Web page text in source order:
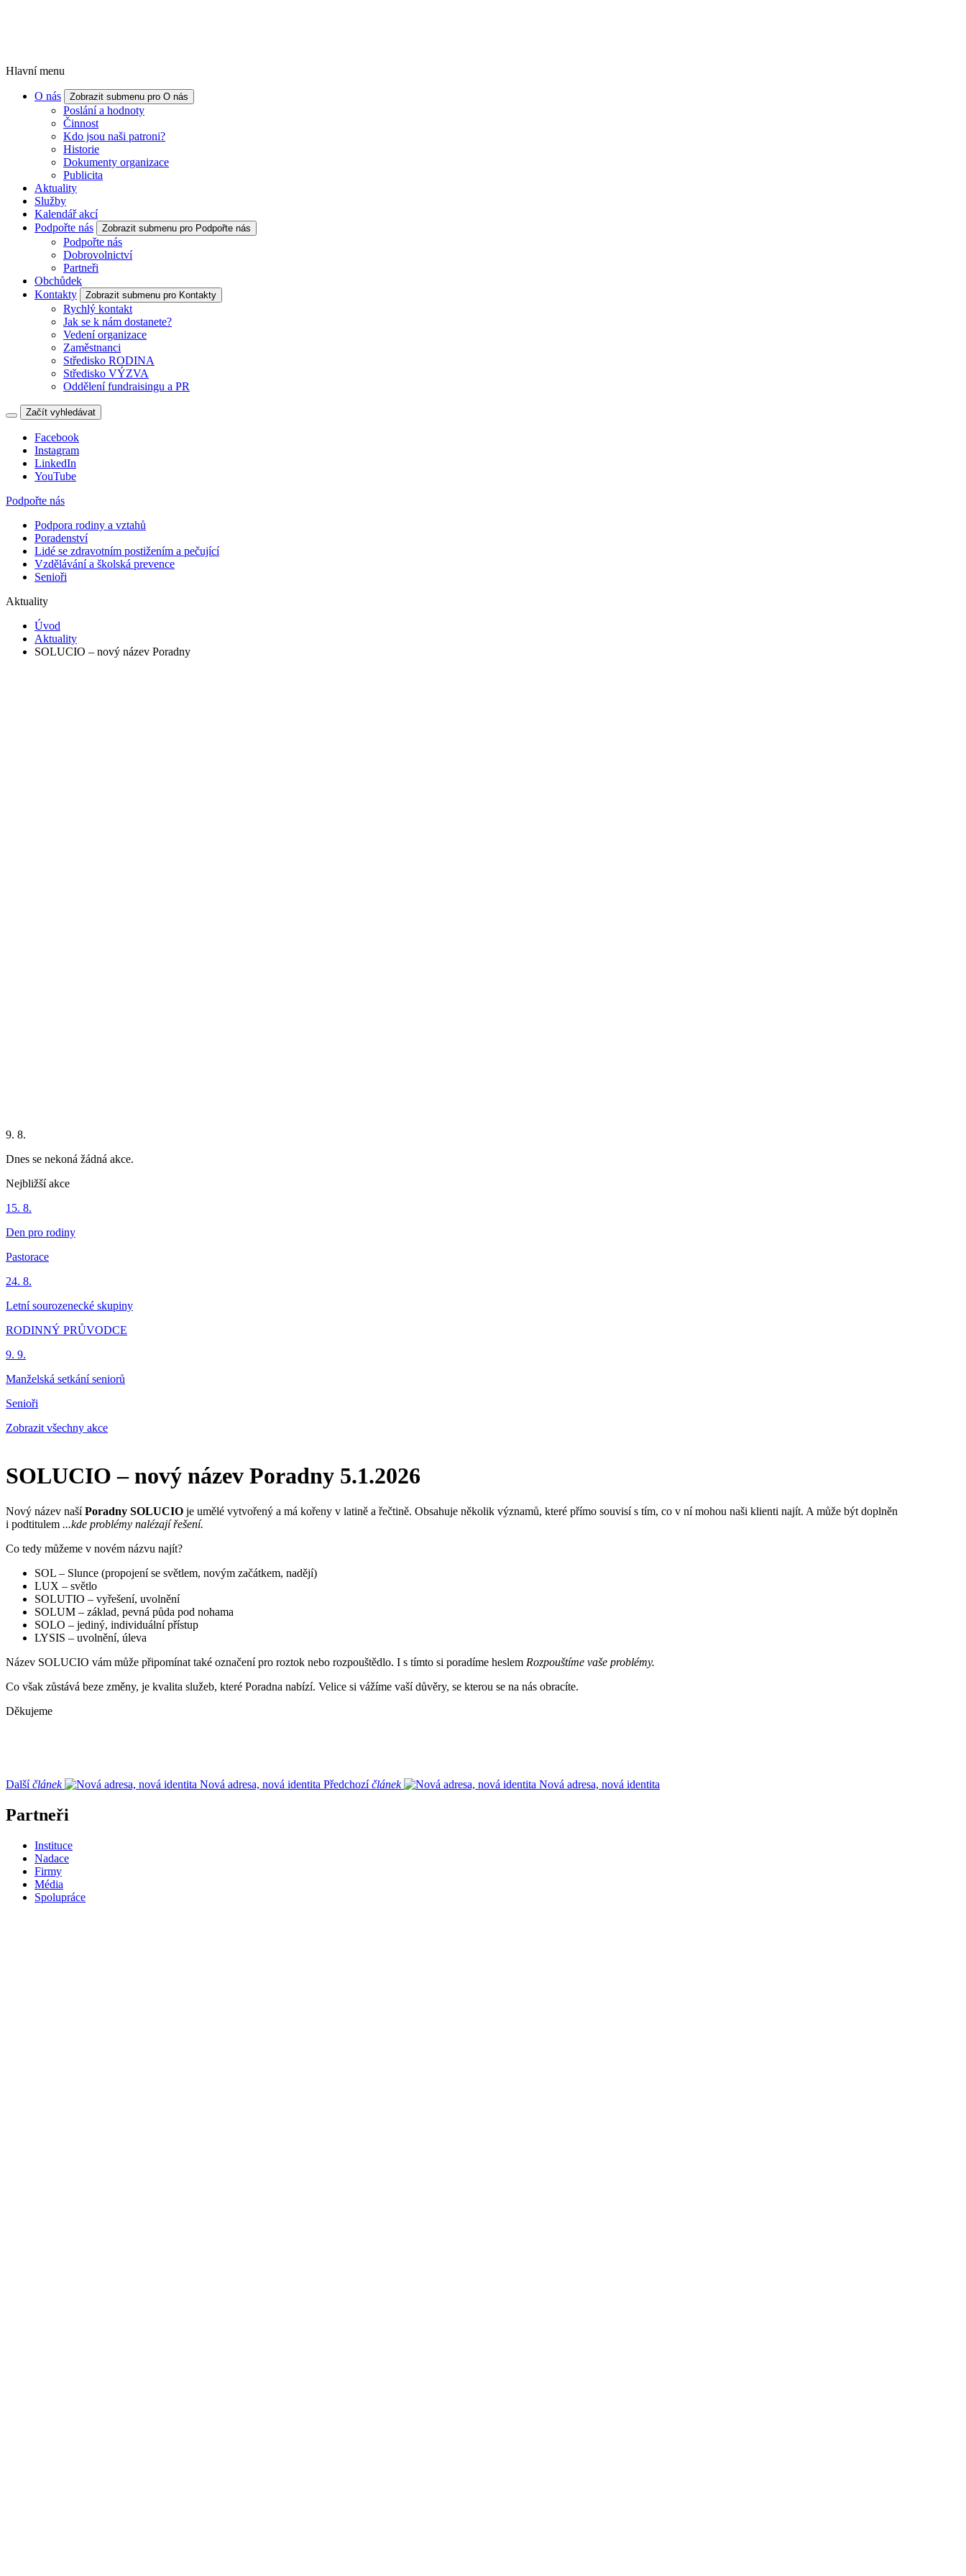
Hlavní menu
O nás Zobrazit submenu pro O nás
Poslání a hodnoty
Činnost
Kdo jsou naši patroni?
Historie
Dokumenty organizace
Publicita
Aktuality
Služby
Kalendář akcí
Podpořte nás
Zobrazit submenu pro Podpořte nás
Podpořte nás
Dobrovolnictví
Partneři
Obchůdek
Kontakty
Zobrazit submenu pro Kontakty
Rychlý kontakt
Jak se k nám dostanete?
Vedení organizace
Zaměstnanci
Středisko RODINA
Středisko VÝZVA
Oddělení fundraisingu a PR
Začít vyhledávat
Facebook
Instagram
LinkedIn
YouTube
Podpořte nás
Podpora rodiny a vztahů
Poradenství
Lidé se zdravotním postižením a pečující
Vzdělávání a školská prevence
Senioři
Aktuality
Úvod
Aktuality
SOLUCIO – nový název Poradny
9. 8.
Dnes se nekoná žádná akce.
Nejbližší akce
15. 8.
Den pro rodiny
Pastorace
24. 8.
Letní sourozenecké skupiny
RODINNÝ PRŮVODCE
9. 9.
Manželská setkání seniorů
Senioři
Zobrazit všechny akce
SOLUCIO – nový název Poradny 5.1.2026
Nový název našíPoradny SOLUCIO je umělé vytvořený a má kořeny v latině a řečtině. Obsahuje několik významů, které přímo souvisí s tím, co v ní mohou naši klienti najít. A může být doplněn
i podtitulem ...kde problémy nalézají řešení.
Co tedy můžeme v novém názvu najít?
SOL – Slunce (propojení se světlem, novým začátkem, nadějí)
LUX – světlo
SOLUTIO – vyřešení, uvolnění
SOLUM – základ, pevná půda pod nohama
SOLO – jediný, individuální přístup
LYSIS – uvolnění, úleva
Název SOLUCIO vám může připomínat také označení pro roztok nebo rozpouštědlo. I s tímto si poradíme heslem Rozpouštíme vaše problémy.
Co však zůstává beze změny, je kvalita služeb, které Poradna nabízí. Velice si vážíme vaší důvěry, se kterou se na nás obracíte.
Děkujeme
Dalšíčlánek Nová adresa, nová identita Předchozíčlánek Nová adresa, nová identita
Partneři
Instituce
Nadace
Firmy
Média
Spolupráce